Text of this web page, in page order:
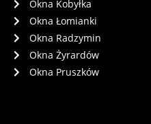
Okna Kobyłka
Okna Łomianki
Okna Radzymin
Okna Żyrardów
Okna Pruszków